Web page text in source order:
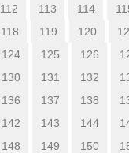
112 113 114
118 119 120
124 125 126
130 131 132
136 137 138
142 143 144
148 149 150